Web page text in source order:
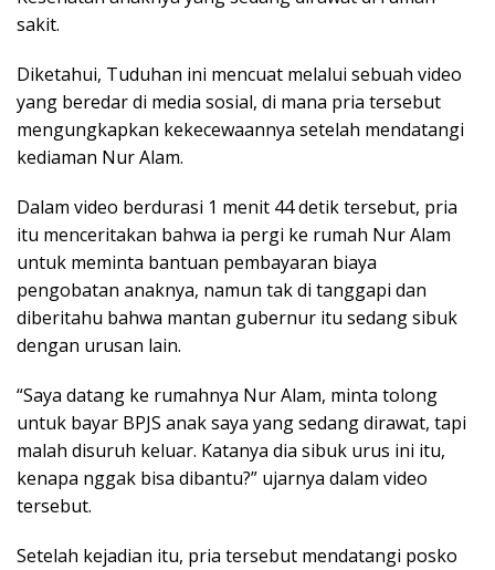
sakit.
Diketahui, Tuduhan ini mencuat melalui sebuah video
yang beredar di media sosial, di mana pria tersebut
mengungkapkan kekecewaannya setelah mendatangi
kediaman Nur Alam.
Dalam video berdurasi 1 menit 44 detik tersebut, pria
itu menceritakan bahwa ia pergi ke rumah Nur Alam
untuk meminta bantuan pembayaran biaya
pengobatan anaknya, namun tak di tanggapi dan
diberitahu bahwa mantan gubernur itu sedang sibuk
dengan urusan lain.
“Saya datang ke rumahnya Nur Alam, minta tolong
untuk bayar BPJS anak saya yang sedang dirawat, tapi
malah disuruh keluar. Katanya dia sibuk urus ini itu,
kenapa nggak bisa dibantu?” ujarnya dalam video
tersebut.
Setelah kejadian itu, pria tersebut mendatangi posko